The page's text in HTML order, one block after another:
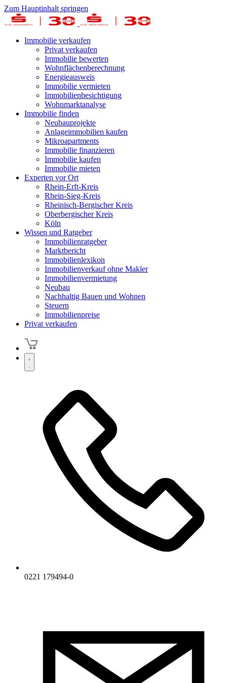
Zum Hauptinhalt springen
Immobilie verkaufen
Privat verkaufen
Immobilie bewerten
Wohnflächenberechnung
Energieausweis
Immobilie vermieten
Immobilienbesichtigung
Wohnmarktanalyse
Immobilie finden
Neubauprojekte
Anlageimmobilien kaufen
Mikroapartments
Immobilie finanzieren
Immobilie kaufen
Immobilie mieten
Experten vor Ort
Rhein-Erft-Kreis
Rhein-Sieg-Kreis
Rheinisch-Bergischer Kreis
Oberbergischer Kreis
Köln
Wissen und Ratgeber
Immobilienratgeber
Marktbericht
Immobilienlexikon
Immobilienverkauf ohne Makler
Immobilienvermietung
Neubau
Nachhaltig Bauen und Wohnen
Steuern
Immobilienpreise
Privat verkaufen
0221 179494-0